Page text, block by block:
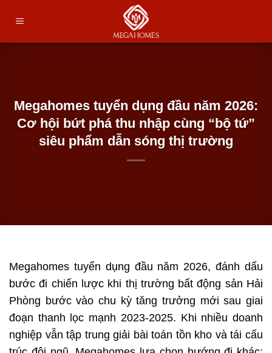
Megahomes tuyển dụng đầu năm 2026:
Cơ hội bứt phá thu nhập cùng “bộ tứ”
siêu phẩm dẫn sóng thị trường
Megahomes tuyển dụng đầu năm 2026, đánh dấu
bước đi chiến lược khi thị trường bất động sản Hải
Phòng bước vào chu kỳ tăng trưởng mới sau giai
đoạn thanh lọc mạnh 2023-2025. Khi nhiều doanh
nghiệp vẫn tập trung giải bài toán tồn kho và tái cấu